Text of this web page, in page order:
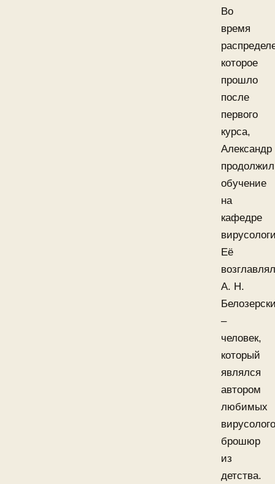
Во
время
которое
прошло
после
первого
курса,
Александр
продолжил
обучение
на
кафедре
Её
возглавлял
А. Н.
–
человек,
который
являлся
автором
любимых
брошюр
из
детства.